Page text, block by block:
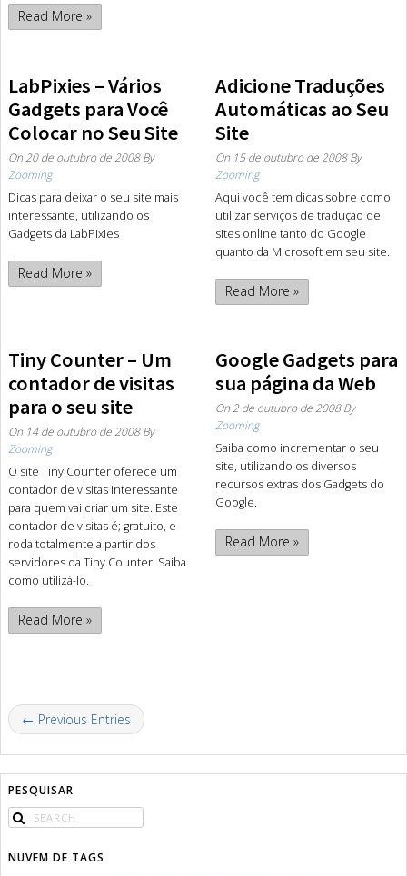
Read More »
LabPixies – Vários
Gadgets para Você
Colocar no Seu Site
On 20 de outubro de 2008By
Zooming
Dicas para deixar o seu site mais
interessante, utilizando os
Gadgets da LabPixies
Read More »
Adicione Traduções
Automáticas ao Seu
Site
On 15 de outubro de 2008By
Zooming
Aqui você tem dicas sobre como
utilizar serviços de tradução de
sites online tanto do Google
quanto da Microsoft em seu site.
Read More »
Tiny Counter – Um
contador de visitas
para o seu site
On 14 de outubro de 2008By
Zooming
O site Tiny Counter oferece um
contador de visitas interessante
para quem vai criar um site. Este
contador de visitas é; gratuito, e
roda totalmente a partir dos
servidores da Tiny Counter. Saiba
como utilizá-lo.
Read More »
Google Gadgets para
sua página da Web
On 2 de outubro de 2008By
Zooming
Saiba como incrementar o seu
site, utilizando os diversos
recursos extras dos Gadgets do
Google.
Read More »
← Previous Entries
PESQUISAR
NUVEM DE TAGS